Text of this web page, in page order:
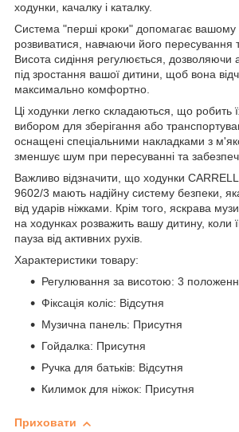
ходунки, качалку і каталку.
Система "перші кроки" допомагає вашому
розвиватися, навчаючи його пересування
Висота сидіння регулюється, дозволяючи
під зростання вашої дитини, щоб вона
максимально комфортно.
Ці ходунки легко складаються, що робить
вибором для зберігання або
оснащені спеціальними накладками з
зменшує шум при пересуванні та
Важливо відзначити, що ходунки
9602/3 мають надійну систему безпеки,
від ударів ніжками. Крім того, яскрава
на ходунках розважить вашу дитину, коли
пауза від активних рухів.
Характеристики товару:
Регулювання за висотою: 3
Фіксація коліс: Відсутня
Музична панель: Присутня
Гойдалка: Присутня
Ручка для батьків: Відсутня
Килимок для ніжок: Присутня
Приховати